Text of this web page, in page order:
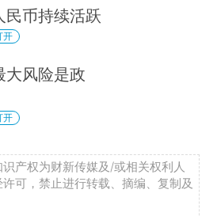
民币持续活跃
开
大风险是政
开
产权为财新传媒及/或相关权利人
可，禁止进行转载、摘编、复制及